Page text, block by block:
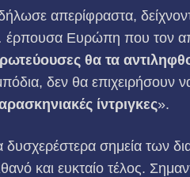
απερίφραστα,
Ευρώπη που τον
θα τα
δεν θα επιχειρήσουν
ίντριγκες».
δυσχερέστερα σημεία των
και ευκταίο τέλος.